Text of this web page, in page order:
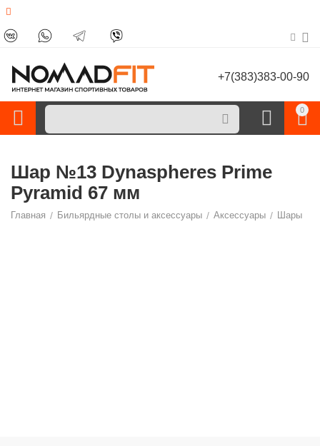
+7(383)383-00-90
0
Шар №13 Dynaspheres Prime
Pyramid 67 мм
Главная / Бильярдные столы и аксессуары / Аксессуары / Шары